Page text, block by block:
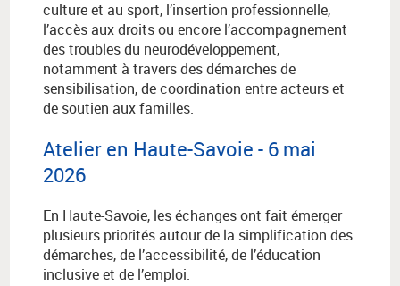
culture et au sport, l’insertion professionnelle,
l’accès aux droits ou encore l’accompagnement
des troubles du neurodéveloppement,
notamment à travers des démarches de
sensibilisation, de coordination entre acteurs et
de soutien aux familles.
Atelier en Haute-Savoie - 6 mai
2026
En Haute-Savoie, les échanges ont fait émerger
plusieurs priorités autour de la simplification des
démarches, de l’accessibilité, de l’éducation
inclusive et de l’emploi.